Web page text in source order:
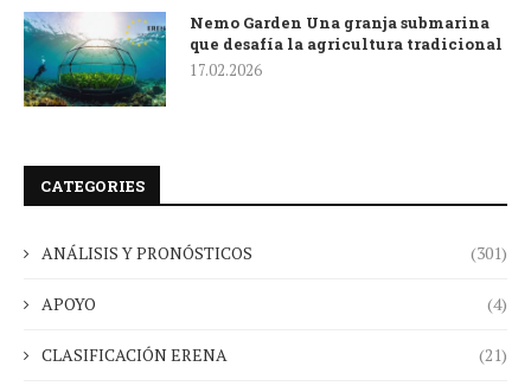
Nemo Garden Una granja submarina
que desafía la agricultura tradicional
17.02.2026
CATEGORIES
ANÁLISIS Y PRONÓSTICOS (301)
APOYO (4)
CLASIFICACIÓN ERENA (21)